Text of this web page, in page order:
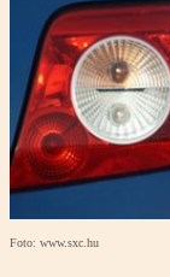
Foto: www.sxc.hu